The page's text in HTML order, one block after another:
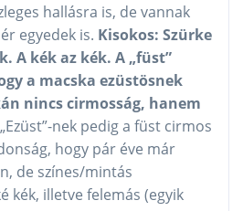
hallásra is, de vannak
egyedek is. Kisokos: Szürke
A kék az kék. A „füst”
a macska ezüstösnek
nincs cirmosság, hanem
„Ezüst”-nek pedig a füst cirmos
hogy pár éve már
de színes/mintás
kék, illetve felemás (egyik